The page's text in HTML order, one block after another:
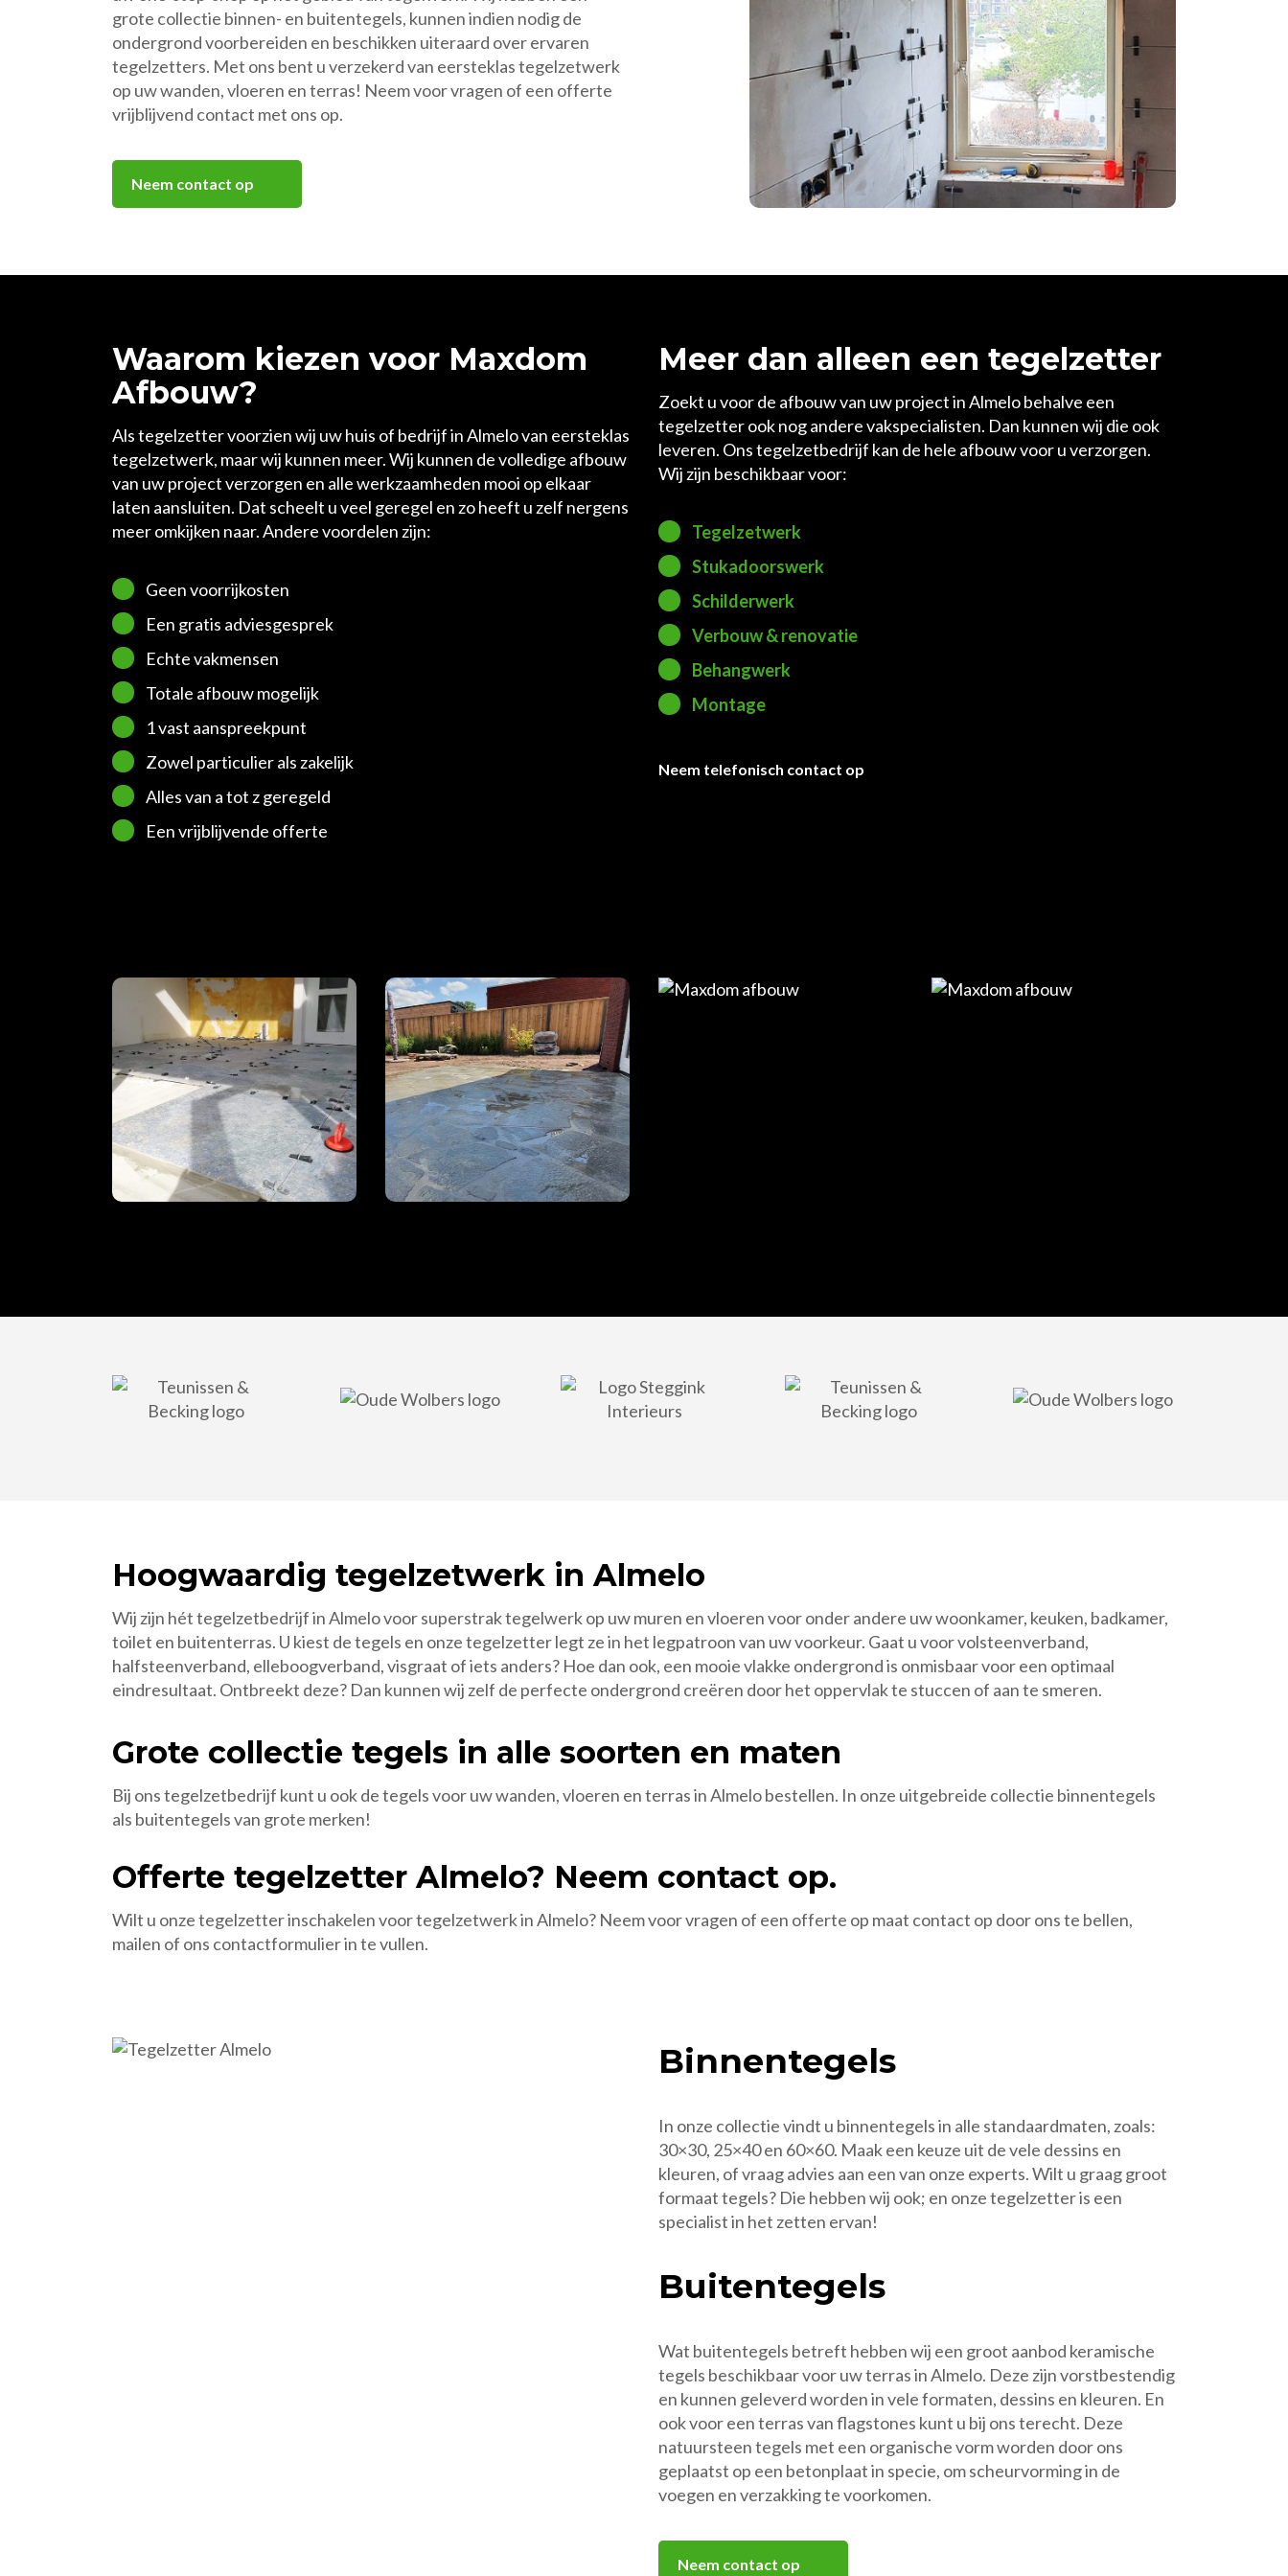
grote collectie binnen- en buitentegels, kunnen indien nodig de
ondergrond voorbereiden en beschikken uiteraard over ervaren
tegelzetters. Met ons bent u verzekerd van eersteklas tegelzetwerk
op uw wanden, vloeren en terras! Neem voor vragen of een offerte
vrijblijvend contact met ons op.
Neem contact op
Waarom kiezen voor Maxdom
Afbouw?
Als tegelzetter voorzien wij uw huis of bedrijf in Almelo van eersteklas
tegelzetwerk, maar wij kunnen meer. Wij kunnen de volledige afbouw
van uw project verzorgen en alle werkzaamheden mooi op elkaar
laten aansluiten. Dat scheelt u veel geregel en zo heeft u zelf nergens
meer omkijken naar. Andere voordelen zijn:
Geen voorrijkosten
Een gratis adviesgesprek
Echte vakmensen
Totale afbouw mogelijk
1 vast aanspreekpunt
Zowel particulier als zakelijk
Alles van a tot z geregeld
Een vrijblijvende offerte
Meer dan alleen een tegelzetter
Zoekt u voor de afbouw van uw project in Almelo behalve een
tegelzetter ook nog andere vakspecialisten. Dan kunnen wij die ook
leveren. Ons tegelzetbedrijf kan de hele afbouw voor u verzorgen.
Wij zijn beschikbaar voor:
Tegelzetwerk
Stukadoorswerk
Schilderwerk
Verbouw & renovatie
Behangwerk
Montage
Neem telefonisch contact op
Hoogwaardig tegelzetwerk in Almelo
Wij zijn hét tegelzetbedrijf in Almelo voor superstrak tegelwerk op uw muren en vloeren voor onder andere uw woonkamer, keuken, badkamer,
toilet en buitenterras. U kiest de tegels en onze tegelzetter legt ze in het legpatroon van uw voorkeur. Gaat u voor volsteenverband,
halfsteenverband, elleboogverband, visgraat of iets anders? Hoe dan ook, een mooie vlakke ondergrond is onmisbaar voor een optimaal
eindresultaat. Ontbreekt deze? Dan kunnen wij zelf de perfecte ondergrond creëren door het oppervlak te stuccen of aan te smeren.
Grote collectie tegels in alle soorten en maten
Bij ons tegelzetbedrijf kunt u ook de tegels voor uw wanden, vloeren en terras in Almelo bestellen. In onze uitgebreide collectie binnentegels
als buitentegels van grote merken!
Offerte tegelzetter Almelo? Neem contact op.
Wilt u onze tegelzetter inschakelen voor tegelzetwerk in Almelo? Neem voor vragen of een offerte op maat contact op door ons te bellen,
mailen of ons contactformulier in te vullen.
Binnentegels
In onze collectie vindt u binnentegels in alle standaardmaten, zoals:
30×30, 25×40 en 60×60. Maak een keuze uit de vele dessins en
kleuren, of vraag advies aan een van onze experts. Wilt u graag groot
formaat tegels? Die hebben wij ook; en onze tegelzetter is een
specialist in het zetten ervan!
Buitentegels
Wat buitentegels betreft hebben wij een groot aanbod keramische
tegels beschikbaar voor uw terras in Almelo. Deze zijn vorstbestendig
en kunnen geleverd worden in vele formaten, dessins en kleuren. En
ook voor een terras van flagstones kunt u bij ons terecht. Deze
natuursteen tegels met een organische vorm worden door ons
geplaatst op een betonplaat in specie, om scheurvorming in de
voegen en verzakking te voorkomen.
Neem contact op